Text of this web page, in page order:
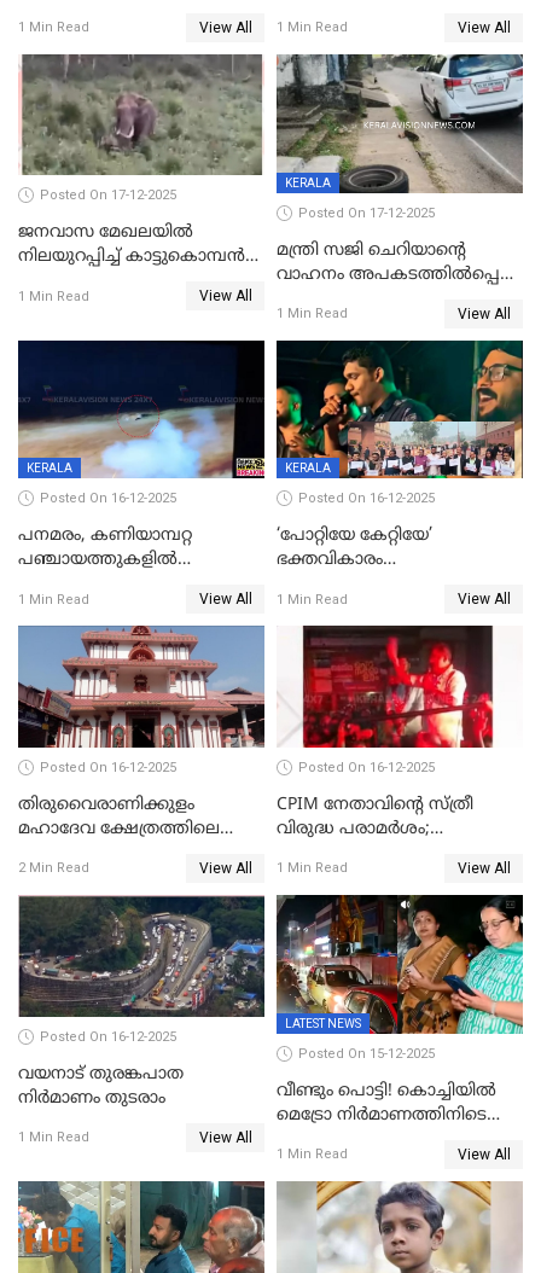
1 Min Read View All
ക്ലാസ് വിദ്യാർത്ഥിനി മരിച്ചു
1 Min Read View All
Posted On 17-12-2025
ജനവാസ മേഖലയില്‍
നിലയുറപ്പിച്ച് കാട്ടുകൊമ്പന്‍
1 Min Read View All
KERALA
Posted On 17-12-2025
മന്ത്രി സജി ചെറിയാന്റെ
വാഹനം അപകടത്തിൽപ്പെട്ടു;
രക്ഷപ്പെട്ടത് തലനാരിടയ്ക്ക്
1 Min Read View All
KERALA
Posted On 16-12-2025
പനമരം, കണിയാമ്പറ്റ
പഞ്ചായത്തുകളിൽ
സ്ഥാപനങ്ങൾക്ക് അവധി
1 Min Read View All
KERALA
Posted On 16-12-2025
‘പോറ്റിയേ കേറ്റിയേ’
ഭക്തവികാരം
ഡിജിപിക്ക് പരാതി; ശക്തമായ
നടപടി വേണമെന്നു
സിപിഐഎമ്മും
1 Min Read View All
Posted On 16-12-2025
തിരുവൈരാണിക്കുളം
മഹാദേവ ക്ഷേത്രത്തിലെ
ജനുവരി 2 ന് തുടക്കമാകും
2 Min Read View All
Posted On 16-12-2025
CPIM നേതാവിൻ്റെ സ്ത്രീ
വിരുദ്ധ പരാമർശം;
1 Min Read View All
Posted On 16-12-2025
വയനാട് തുരങ്കപാത
നിർമാണം തുടരാം
1 Min Read View All
LATEST NEWS
Posted On 15-12-2025
വീണ്ടും പൊട്ടി! കൊച്ചിയിൽ
മെട്രോ നിർമാണത്തിനിടെ
റോഡിൽ ഗതാഗത കുരുക്ക്,
കലൂർ സ്റ്റേഡിയം റോഡ്
ഉപരോധിച്ച് കോൺഗ്രസ്
1 Min Read View All